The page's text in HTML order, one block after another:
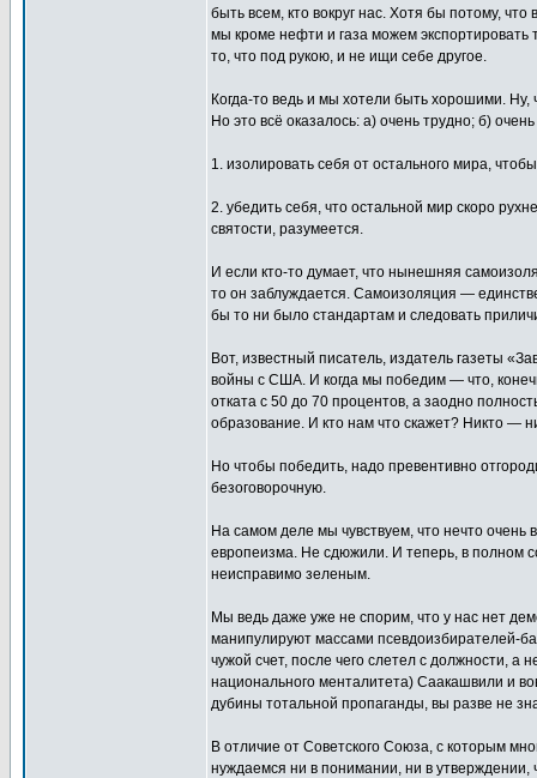
быть всем, кто вокруг нас. Хотя бы потому,
мы кроме нефти и газа можем экспортировать
то, что под рукою, и не ищи себе другое.
Когда-то ведь и мы хотели быть хорошими. Ну,
Но это всё оказалось: а) очень трудно; б)
1. изолировать себя от остального мира,
2. убедить себя, что остальной мир скоро
святости, разумеется.
И если кто-то думает, что нынешняя
то он заблуждается. Самоизоляция —
бы то ни было стандартам и следовать
Вот, известный писатель, издатель газеты
войны с США. И когда мы победим — что,
отката с 50 до 70 процентов, а заодно
образование. И кто нам что скажет? Никто —
Но чтобы победить, надо превентивно
безоговорочную.
На самом деле мы чувствуем, что нечто очень
европеизма. Не сдюжили. И теперь, в полном
неисправимо зеленым.
Мы ведь даже уже не спорим, что у нас нет
манипулируют массами псевдоизбирателей-
чужой счет, после чего слетел с должности,
национального менталитета) Саакашвили и
дубины тотальной пропаганды, вы разве не
В отличие от Советского Союза, с которым
нуждаемся ни в понимании, ни в